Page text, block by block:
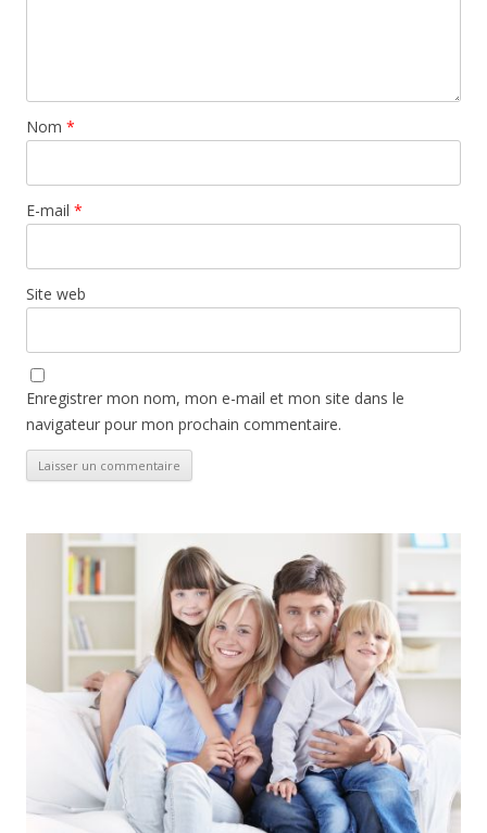
Nom *
E-mail *
Site web
Enregistrer mon nom, mon e-mail et mon site dans le
navigateur pour mon prochain commentaire.